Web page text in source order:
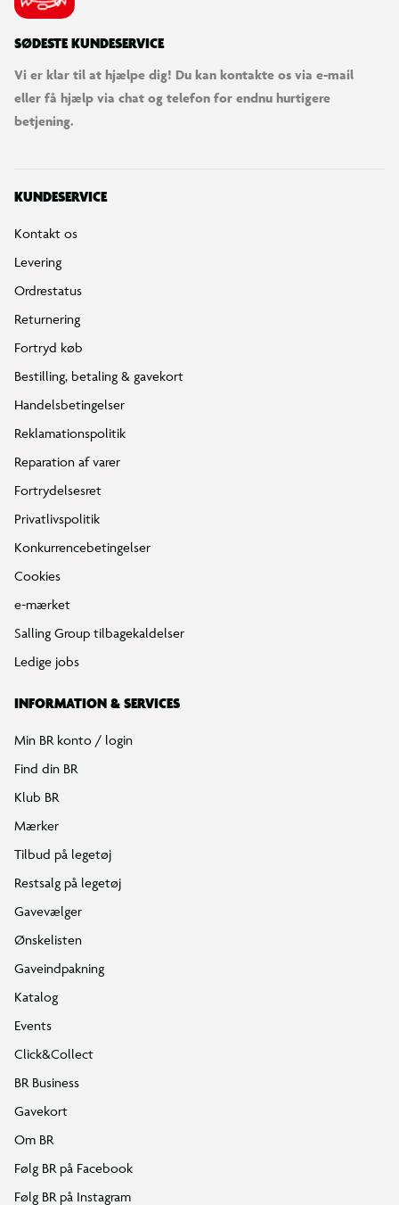
SØDESTE KUNDESERVICE
Vi er klar til at hjælpe dig! Du kan kontakte os via e-mail
eller få hjælp via chat og telefon for endnu hurtigere
betjening.
KUNDESERVICE
Kontakt os
Levering
Ordrestatus
Returnering
Fortryd køb
Bestilling, betaling & gavekort
Handelsbetingelser
Reklamationspolitik
Reparation af varer
Fortrydelsesret
Privatlivspolitik
Konkurrencebetingelser
Cookies
e-mærket
Salling Group tilbagekaldelser
Ledige jobs
INFORMATION & SERVICES
Min BR konto / login
Find din BR
Klub BR
Mærker
Tilbud på legetøj
Restsalg på legetøj
Gavevælger
Ønskelisten
Gaveindpakning
Katalog
Events
Click&Collect
BR Business
Gavekort
Om BR
Følg BR på Facebook
Følg BR på Instagram